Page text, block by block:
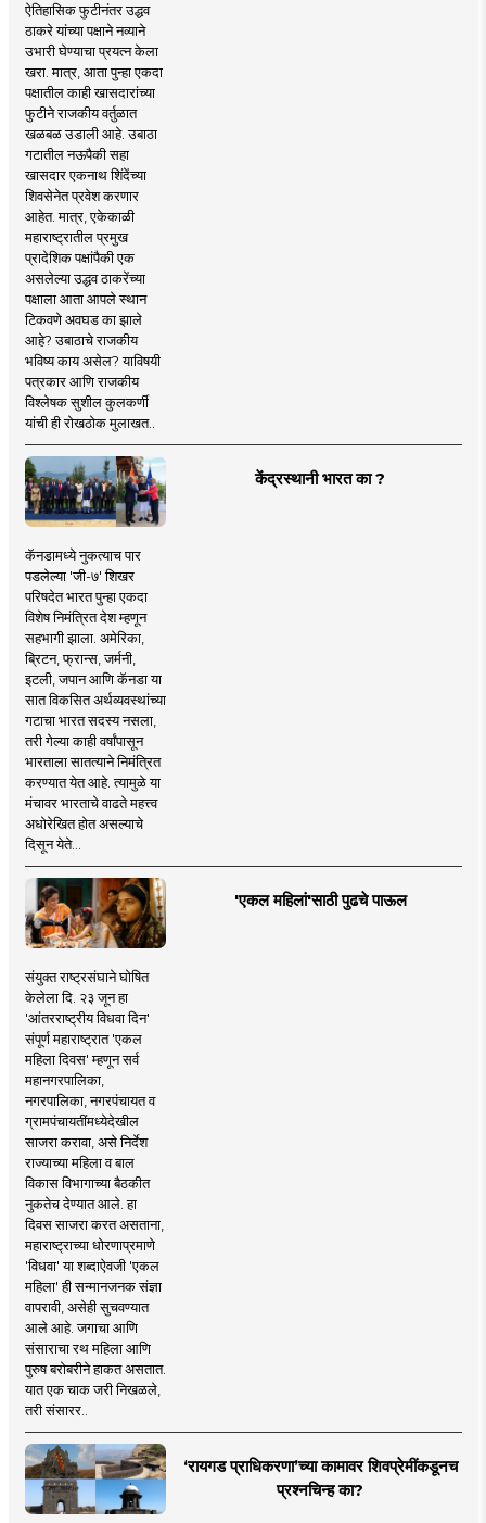
ऐतिहासिक फुटीनंतर उद्धव
ठाकरे यांच्या पक्षाने नव्याने
उभारी घेण्याचा प्रयत्न केला
खरा. मात्र, आता पुन्हा एकदा
पक्षातील काही खासदारांच्या
फुटीने राजकीय वर्तुळात
खळबळ उडाली आहे. उबाठा
गटातील नऊपैकी सहा
खासदार एकनाथ शिंदेंच्या
शिवसेनेत प्रवेश करणार
आहेत. मात्र, एकेकाळी
महाराष्ट्रातील प्रमुख
प्रादेशिक पक्षांपैकी एक
असलेल्या उद्धव ठाकरेंच्या
पक्षाला आता आपले स्थान
टिकवणे अवघड का झाले
आहे? उबाठाचे राजकीय
भविष्य काय असेल? याविषयी
पत्रकार आणि राजकीय
विश्लेषक सुशील कुलकर्णी
यांची ही रोखठोक मुलाखत..
केंद्रस्थानी भारत का ?
कॅनडामध्ये नुकत्याच पार
पडलेल्या 'जी-७' शिखर
परिषदेत भारत पुन्हा एकदा
विशेष निमंत्रित देश म्हणून
सहभागी झाला. अमेरिका,
ब्रिटन, फ्रान्स, जर्मनी,
इटली, जपान आणि कॅनडा या
सात विकसित अर्थव्यवस्थांच्या
गटाचा भारत सदस्य नसला,
तरी गेल्या काही वर्षांपासून
भारताला सातत्याने निमंत्रित
करण्यात येत आहे. त्यामुळे या
मंचावर भारताचे वाढते महत्त्व
अधोरेखित होत असल्याचे
दिसून येते...
'एकल महिलां'साठी पुढचे पाऊल
संयुक्त राष्ट्रसंघाने घोषित
केलेला दि. २३ जून हा
'आंतरराष्ट्रीय विधवा दिन'
संपूर्ण महाराष्ट्रात 'एकल
महिला दिवस' म्हणून सर्व
महानगरपालिका,
नगरपालिका, नगरपंचायत व
ग्रामपंचायतींमध्येदेखील
साजरा करावा, असे निर्देश
राज्याच्या महिला व बाल
विकास विभागाच्या बैठकीत
नुकतेच देण्यात आले. हा
दिवस साजरा करत असताना,
महाराष्ट्राच्या धोरणाप्रमाणे
'विधवा' या शब्दाऐवजी 'एकल
महिला' ही सन्मानजनक संज्ञा
वापरावी, असेही सुचवण्यात
आले आहे. जगाचा आणि
संसाराचा रथ महिला आणि
पुरुष बरोबरीने हाकत असतात.
यात एक चाक जरी निखळले,
तरी संसारर..
‘रायगड प्राधिकरणा’च्या कामावर शिवप्रेमींकडूनच
प्रश्नचिन्ह का?